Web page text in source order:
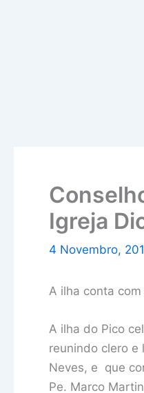
Igreja
4 Novembro,
A ilha conta
A ilha do Pico
reunindo clero e
Neves, e que
Pe. Marco